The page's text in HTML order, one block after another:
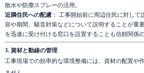
散水や防塵スプレーの活用。
近隣住民への配慮 ： 工事開始前に周辺住民に対し
容や期間、騒音対策などについて説明することが重
を迅速に受け付ける窓口を設置することも信頼関係
3. 資材と動線の管理
工事現場での効率的な環境整備には、資材の配置や